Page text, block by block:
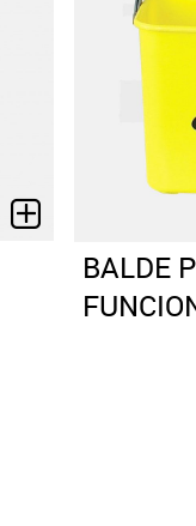
BALDE